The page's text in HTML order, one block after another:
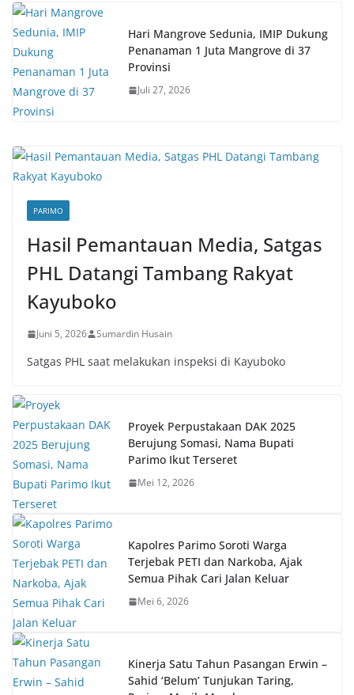
Hari Mangrove Sedunia, IMIP Dukung
Penanaman 1 Juta Mangrove di 37
Provinsi
Juli 27, 2026
PARIMO
Hasil Pemantauan Media, Satgas
PHL Datangi Tambang Rakyat
Kayuboko
Juni 5, 2026 Sumardin Husain
Satgas PHL saat melakukan inspeksi di Kayuboko
Proyek Perpustakaan DAK 2025
Berujung Somasi, Nama Bupati
Parimo Ikut Terseret
Mei 12, 2026
Kapolres Parimo Soroti Warga
Terjebak PETI dan Narkoba, Ajak
Semua Pihak Cari Jalan Keluar
Mei 6, 2026
Kinerja Satu Tahun Pasangan Erwin –
Sahid ‘Belum’ Tunjukan Taring,